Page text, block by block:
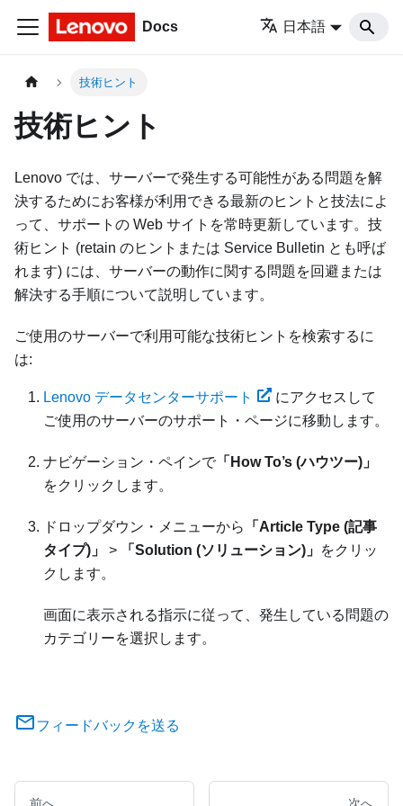
Docs 日本語
技術ヒント
技術ヒント
Lenovo では、サーバーで発生する可能性がある問題を解
決するためにお客様が利用できる最新のヒントと技法によ
って、サポートの Web サイトを常時更新しています。技
術ヒント (retain のヒントまたは Service Bulletin とも呼ば
れます) には、サーバーの動作に関する問題を回避または
解決する手順について説明しています。
ご使用のサーバーで利用可能な技術ヒントを検索するに
は:
Lenovo データセンターサポート
にアクセスして
ご使用のサーバーのサポート・ページに移動します。
ナビゲーション・ペインで「How To’s (ハウツー)」
をクリックします。
ドロップダウン・メニューから
「Article Type (記事
タイプ)」
> 「Solution (ソリューション)」 をクリッ
クします。
画面に表示される指示に従って、発生している問題の
カテゴリーを選択します。
フィードバックを送る